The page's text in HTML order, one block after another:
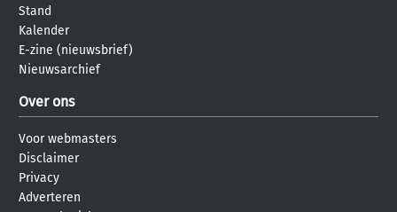
Stand
Kalender
E-zine (nieuwsbrief)
Nieuwsarchief
Over ons
Voor webmasters
Disclaimer
Privacy
Adverteren